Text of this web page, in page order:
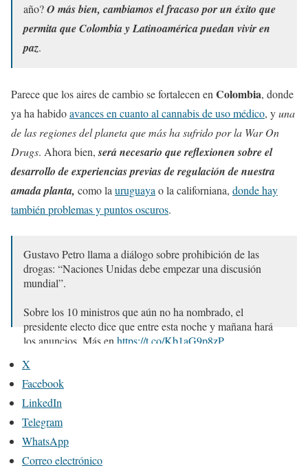
año?O más bien, cambiamos el fracaso por un éxito que
permita que Colombia y Latinoamérica puedan vivir en
paz.
Parece que los aires de cambio se fortalecen en Colombia, donde
ya ha habidoavances en cuanto al cannabis de uso médico, yuna
de las regiones del planeta que más ha sufrido por la War On
Drugs. Ahora bien,será necesario que reflexionen sobre el
desarrollo de experiencias previas de regulación de nuestra
amada planta, como la uruguaya o la californiana, donde hay
también problemas y puntos oscuros.
Gustavo Petro llama a diálogo sobre prohibición de las
drogas: “Naciones Unidas debe empezar una discusión
mundial”.
Sobre los 10 ministros que aún no ha nombrado, el
presidente electo dice que entre esta noche y mañana hará
los anuncios. Más en https://t.co/Kb1aG9p8zP
— Noticias Caracol (@NoticiasCaracol)
X
Facebook
LinkedIn
Telegram
WhatsApp
Correo electrónico